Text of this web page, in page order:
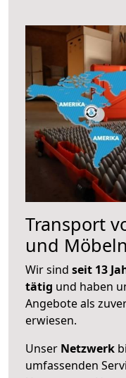
Transport
und
Wir sind seit 13
tätig und haben
Angebote als
erwiesen.
Unser Netzwerk
umfassenden